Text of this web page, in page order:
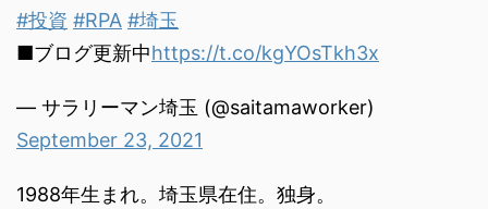
#投資 #RPA #埼玉
■ブログ更新中https://t.co/kgYOsTkh3x
— サラリーマン埼玉 (@saitamaworker)
September 23, 2021
1988年生まれ。埼玉県在住。独身。